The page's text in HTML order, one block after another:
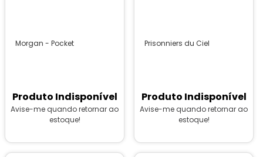
Morgan - Pocket
Produto Indisponível
Avise-me quando retornar ao
estoque!
Prisonniers du Ciel
Produto Indisponível
Avise-me quando retornar ao
estoque!